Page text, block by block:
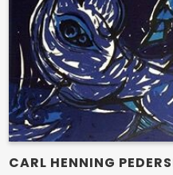
CARL HENNING